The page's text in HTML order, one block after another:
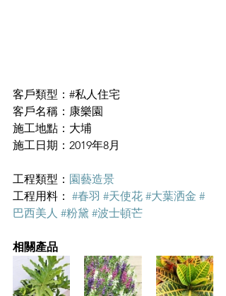
客戶類型：#私人住宅
客戶名稱：康樂園
施工地點：大埔
施工日期：2019年8月
工程類型： 園藝造景
工程用料： #春羽 #天使花 #大葉洒金 #
巴西美人 #粉黛 #波士頓芒
相關產品